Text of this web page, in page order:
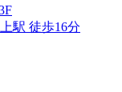
駅 徒歩16分